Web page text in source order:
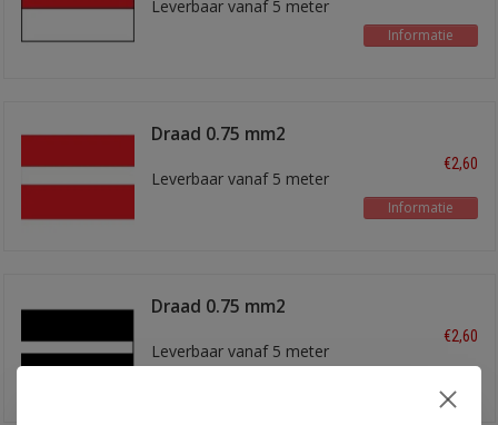
Leverbaar vanaf 5 meter
Informatie
Draad 0.75 mm2
Leverbaar vanaf 5 meter
€2,60
Informatie
Draad 0.75 mm2
Leverbaar vanaf 5 meter
€2,60